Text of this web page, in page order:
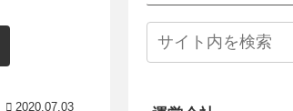
2020.07.03